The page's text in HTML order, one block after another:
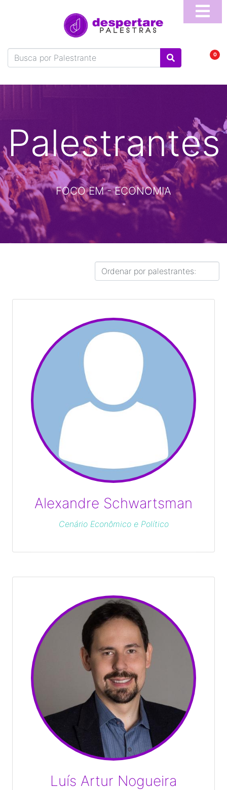
Sobre
Perguntas
Fale
Conosco
Temas
Palestrantes
Programa
Online
Orçamento
0
Palestrantes
FOCO EM - ECONOMIA
Alexandre Schwartsman
Cenário Econômico e Político
Luís Artur Nogueira